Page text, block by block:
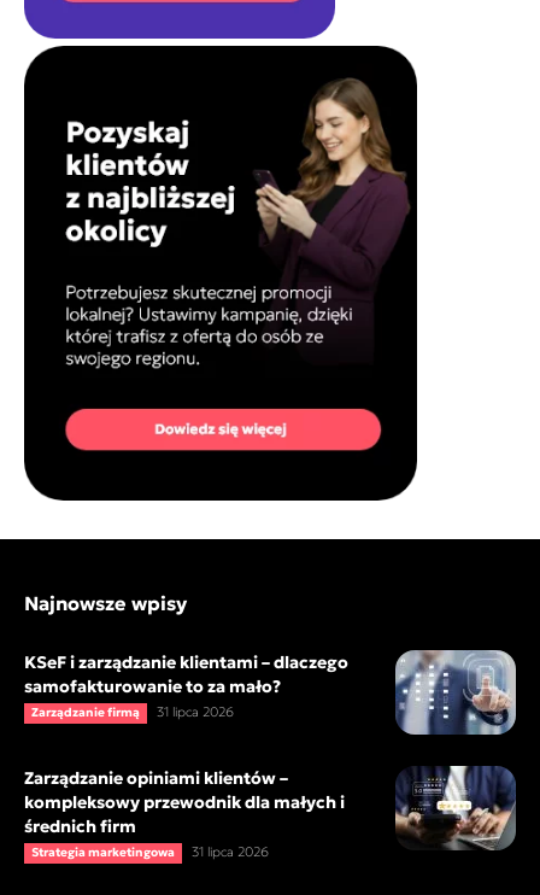
Najnowsze wpisy
KSeF i zarządzanie klientami – dlaczego
samofakturowanie to za mało?
Zarządzanie firmą 31 lipca 2026
Zarządzanie opiniami klientów –
kompleksowy przewodnik dla małych i
średnich firm
Strategia marketingowa 31 lipca 2026